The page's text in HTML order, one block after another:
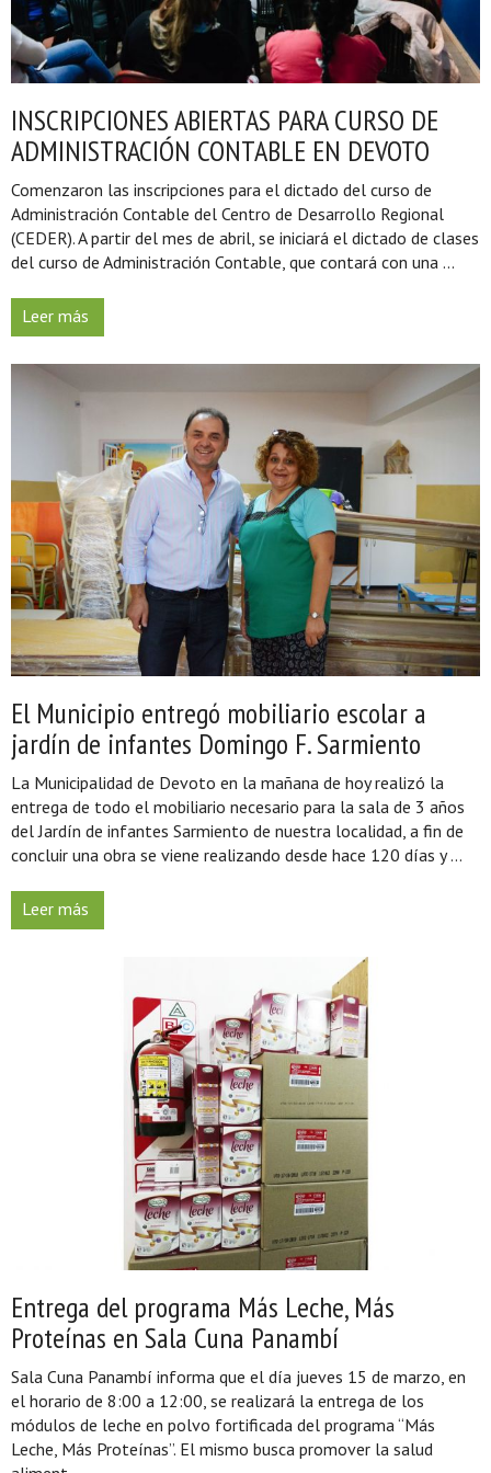
INSCRIPCIONES ABIERTAS PARA CURSO DE
ADMINISTRACIÓN CONTABLE EN DEVOTO
Comenzaron las inscripciones para el dictado del curso de
Administración Contable del Centro de Desarrollo Regional
(CEDER). A partir del mes de abril, se iniciará el dictado de clases
del curso de Administración Contable, que contará con una ...
Leer más
El Municipio entregó mobiliario escolar a
jardín de infantes Domingo F. Sarmiento
La Municipalidad de Devoto en la mañana de hoy realizó la
entrega de todo el mobiliario necesario para la sala de 3 años
del Jardín de infantes Sarmiento de nuestra localidad, a fin de
concluir una obra se viene realizando desde hace 120 días y ...
Leer más
Entrega del programa Más Leche, Más
Proteínas en Sala Cuna Panambí
Sala Cuna Panambí informa que el día jueves 15 de marzo, en
el horario de 8:00 a 12:00, se realizará la entrega de los
módulos de leche en polvo fortificada del programa “Más
Leche, Más Proteínas”. El mismo busca promover la salud